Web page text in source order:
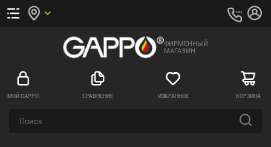
ФИРМЕННЫЙ
МАГАЗИН
МОЙ GAPPO СРАВНЕНИЕ ИЗБРАННОЕ КОРЗИНА